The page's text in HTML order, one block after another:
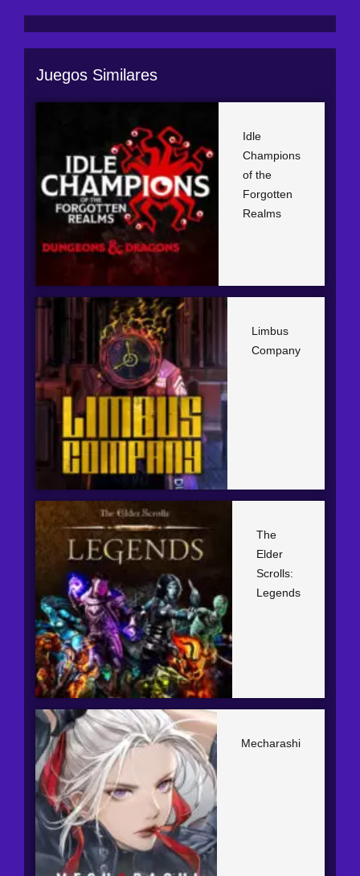
Juegos Similares
Idle
Champions
of the
Forgotten
Realms
Limbus
Company
The
Elder
Scrolls:
Legends
Mecharashi